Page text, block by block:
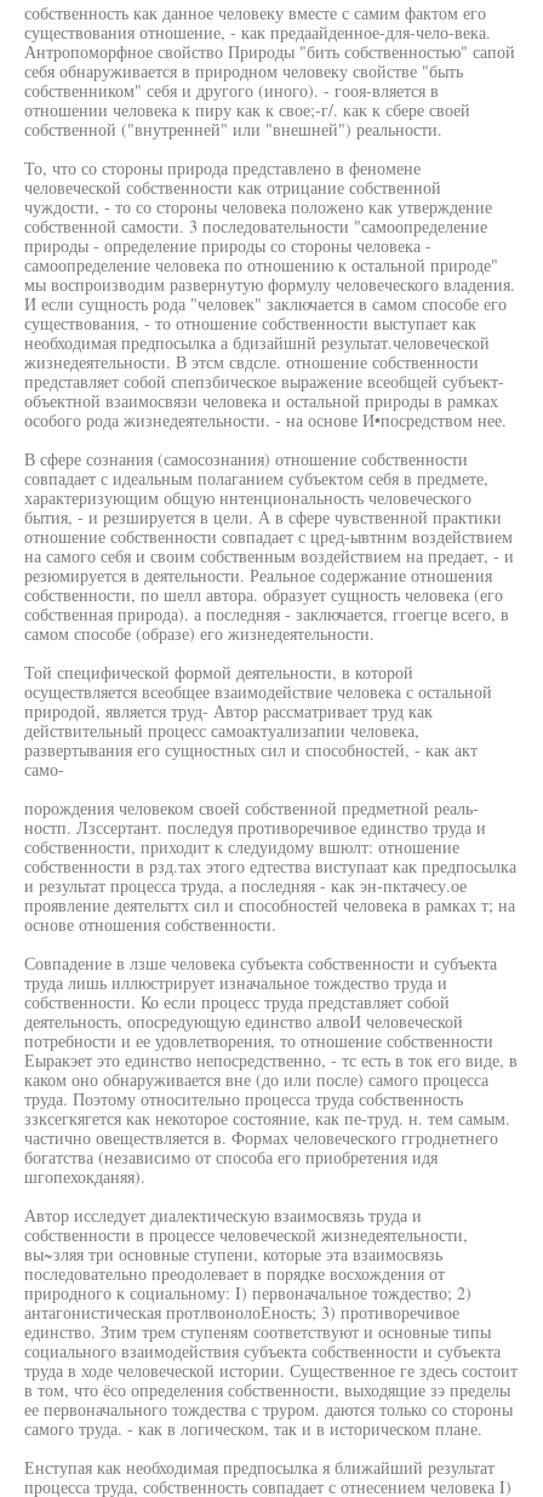
собственность как данное человеку вместе с самим фактом его
существования отношение, - как предаайденное-для-чело-века.
Антропоморфное свойство Природы "бить собственностью" сапой
себя обнаруживается в природном человеку свойстве "быть
собственником" себя и другого (иного). - гооя-вляется в
отношении человека к пиру как к свое;-г/. как к сбере своей
собственной ("внутренней" или "внешней") реальности.
То, что со стороны природа представлено в феномене
человеческой собственности как отрицание собственной
чуждости, - то со стороны человека положено как утверждение
собственной самости. 3 последовательности "самоопределение
природы - определение природы со стороны человека -
самоопределение человека по отношению к остальной природе"
мы воспроизводим развернутую формулу человеческого владения.
И если сущность рода "человек" заключается в самом способе его
существования, - то отношение собственности выступает как
необходимая предпосылка а бдизайшнй результат.человеческой
жизнедеятельности. В этсм свдсле. отношение собственности
представляет собой спепзбическое выражение всеобщей субъект-
объектной взаимосвязи человека и остальной природы в рамках
особого рода жизнедеятельности. - на основе И•посредством нее.
В сфере сознания (самосознания) отношение собственности
совпадает с идеальным полаганием субъектом себя в предмете,
характеризующим общую ннтенциональность человеческого
бытия, - и резшируется в цели. А в сфере чувственной практики
отношение собственности совпадает с цред-ывтннм воздействием
на самого себя и своим собственным воздействием на предает, - и
резюмируется в деятельности. Реальное содержание отношения
собственности, по шелл автора. образует сущность человека (его
собственная природа). а последняя - заключается, ггоегце всего, в
самом способе (образе) его жизнедеятельности.
Той специфической формой деятельности, в которой
осуществляется всеобщее взаимодействие человека с остальной
природой, является труд- Автор рассматривает труд как
действительный процесс самоактуализапии человека,
развертывания его сущностных сил и способностей, - как акт
само-
порождения человеком своей собственной предметной реаль-
ностп. Лзссертант. последуя противоречивое единство труда и
собственности, приходит к следуидому вшюлт: отношение
собственности в рзд.тах этого едтества виступаат как предпосылка
и результат процесса труда, а последняя - как эн-пктачесу.ое
проявление деятельттх сил и способностей человека в рамках т; на
основе отношения собственности.
Совпадение в лзше человека субъекта собственности и субъекта
труда лишь иллюстрирует изначальное тождество труда и
собственности. Ко если процесс труда представляет собой
деятельность, опосредующую единство алвоИ человеческой
потребности и ее удовлетворения, то отношение собственности
Еыракэет это единство непосредственно, - тс есть в ток его виде, в
каком оно обнаруживается вне (до или после) самого процесса
труда. Поэтому относительно процесса труда собственность
ззксегкягется как некоторое состояние, как пе-труд. н. тем самым.
частично овеществляется в. Формах человеческого ггроднетнего
богатства (независимо от способа его приобретения идя
шгопехокданяя).
Автор исследует диалектическую взаимосвязь труда и
собственности в процессе человеческой жизнедеятельности,
вы~зляя три основные ступени, которые эта взаимосвязь
последовательно преодолевает в порядке восхождения от
природного к социальному: I) первоначальное тождество; 2)
антагонистическая протлвонолоЕность; 3) противоречивое
единство. Зтим трем ступеням соответствуют и основные типы
социального взаимодействия субъекта собственности и субъекта
труда в ходе человеческой истории. Существенное ге здесь состоит
в том, что ёсо определения собственности, выходящие зэ пределы
ее первоначального тождества с труром. даются только со стороны
самого труда. - как в логическом, так и в историческом плане.
Енступая как необходимая предпосылка я ближайший результат
процесса труда, собственность совпадает с отнесением человека I)